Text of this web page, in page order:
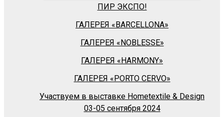
ПИР ЭКСПО!
ГАЛЕРЕЯ «BARСELLONA»
ГАЛЕРЕЯ «NOBLESSE»
ГАЛЕРЕЯ «HARMONY»
ГАЛЕРЕЯ «PORTO CERVO»
Участвуем в выставке Hometextile & Design
03-05 сентября 2024